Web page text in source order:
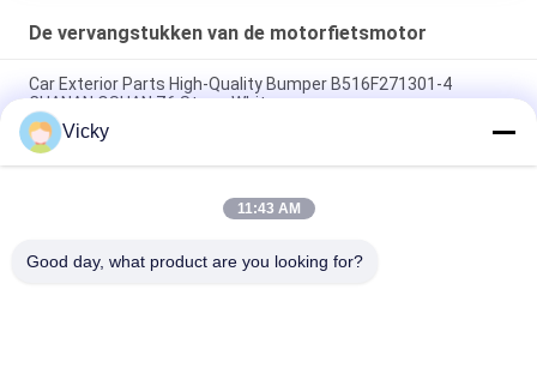
De vervangstukken van de motorfietsmotor
Car Exterior Parts High-Quality Bumper B516F271301-4
CHANAN OSHAN​ Z6 Starry White
Startmotor Honda EX5 Motorfiets motor onderdelen
goedkoop groothandel met hoge prestaties
Motorfietsversteker voor CPR8EAIX-9 China Leveranciers
Vicky
11:43 AM
Good day, what product are you looking for?